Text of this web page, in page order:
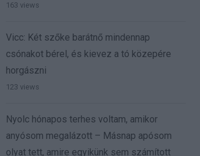
163 views
Vicc: Két szőke barátnő mindennap
csónakot bérel, és kievez a tó közepére
horgászni
123 views
Nyolc hónapos terhes voltam, amikor
anyósom megalázott – Másnap apósom
olyat tett, amire egyikünk sem számított